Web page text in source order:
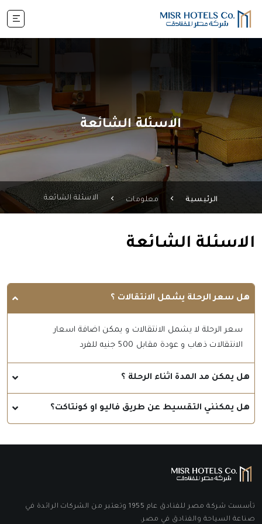
الاسئلة الشائعة
الرئيسية معلومات الاسئلة الشائعة
الاسئلة الشائعة
هل سعر الرحلة يشمل الانتقالات ؟
سعر الرحلة لا يشمل الانتقالات و يمكن اضافة اسعار
الانتقالات ذهاب و عودة مقابل 500 جنيه للفرد
هل يمكن مد المدة اثناء الرحلة ؟
هل يمكنني التقسيط عن طريق فاليو او كونتاكت؟
تأسست شركة مصر للفنادق عام 1955 وتعتبر من الشركات الرائدة في
صناعة السياحة والفنادق في مصر.